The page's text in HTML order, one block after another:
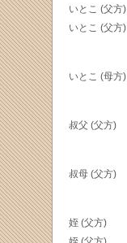
いとこ (父方)
いとこ (父方)
いとこ (母方)
叔父 (父方)
叔母 (父方)
姪 (父方)